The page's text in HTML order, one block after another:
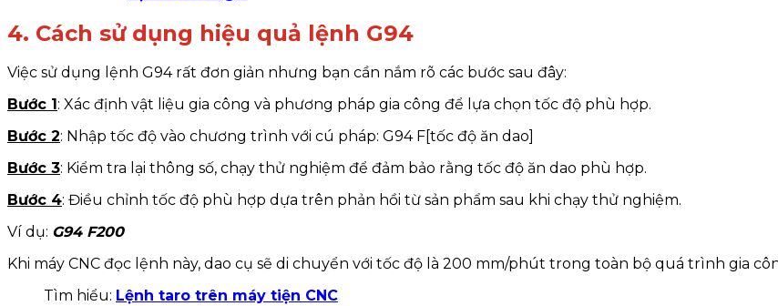
4. Cách sử dụng hiệu quả lệnh G94
Việc sử dụng lệnh G94 rất đơn giản nhưng bạn cần nắm rõ các bước sau đây:
Bước 1 : Xác định vật liệu gia công và phương pháp gia công để lựa chọn tốc độ phù hợp.
Bước 2: Nhập tốc độ vào chương trình với cú pháp: G94 F[tốc độ ăn dao]
Bước 3: Kiểm tra lại thông số, chạy thử nghiệm để đảm bảo rằng tốc độ ăn dao phù hợp.
Bước 4: Điều chỉnh tốc độ phù hợp dựa trên phản hồi từ sản phẩm sau khi chạy thử nghiệm.
Ví dụ: G94 F200
Khi máy CNC đọc lệnh này, dao cụ sẽ di chuyển với tốc độ là 200 mm/phút trong toàn bộ quá trình gia
Tìm hiểu: Lệnh taro trên máy tiện CNC